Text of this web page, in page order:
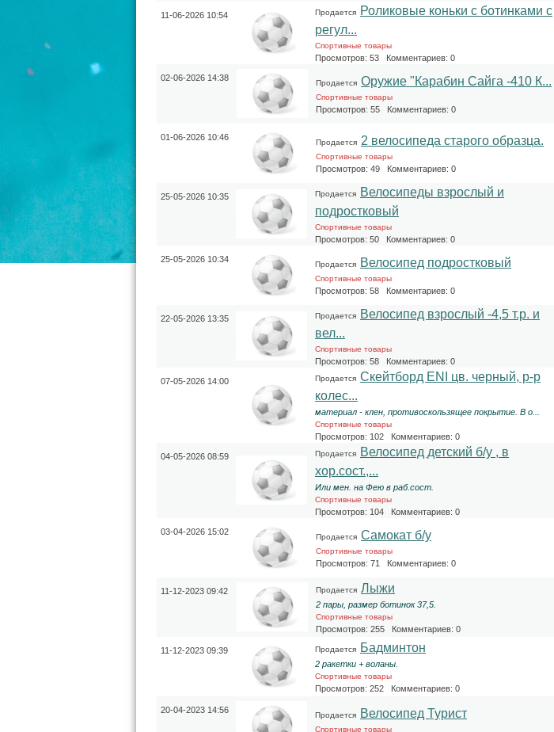
11-06-2026 10:54 Продается
Роликовые коньки с ботинками с
регул...
Спортивные товары
Просмотров: 53 Комментариев: 0
02-06-2026 14:38
Продается Оружие "Карабин Сайга -410 К...
Спортивные товары
Просмотров: 55 Комментариев: 0
01-06-2026 10:46
Продается 2 велосипеда старого образца.
Спортивные товары
Просмотров: 49 Комментариев: 0
25-05-2026 10:35 Продается
Велосипеды взрослый и
подростковый
Спортивные товары
Просмотров: 50 Комментариев: 0
25-05-2026 10:34
Продается Велосипед подростковый
Спортивные товары
Просмотров: 58 Комментариев: 0
22-05-2026 13:35 Продается
Велосипед взрослый -4,5 т.р. и
вел...
Спортивные товары
Просмотров: 58 Комментариев: 0
07-05-2026 14:00 Продается Скейтборд ENI цв. черный, р-р
колес...
материал - клен, противоскользящее покрытие. В о...
Спортивные товары
Просмотров: 102 Комментариев: 0
04-05-2026 08:59 Продается
Велосипед детский б/у , в
хор.сост.,...
Или мен. на Фею в раб.сост.
Спортивные товары
Просмотров: 104 Комментариев: 0
03-04-2026 15:02
Продается Самокат б/у
Спортивные товары
Просмотров: 71 Комментариев: 0
11-12-2023 09:42 Продается Лыжи
2 пары, размер ботинок 37,5.
Спортивные товары
Просмотров: 255 Комментариев: 0
11-12-2023 09:39 Продается Бадминтон
2 ракетки + воланы.
Спортивные товары
Просмотров: 252 Комментариев: 0
20-04-2023 14:56
Продается Велосипед Турист
Спортивные товары